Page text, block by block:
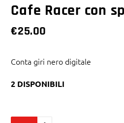
Cafe Racer con
€25.00
Conta giri nero digitale
2 DISPONIBILI